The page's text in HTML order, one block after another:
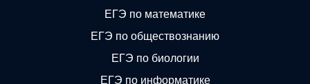
ЕГЭ по математике
ЕГЭ по обществознанию
ЕГЭ по биологии
ЕГЭ по информатике